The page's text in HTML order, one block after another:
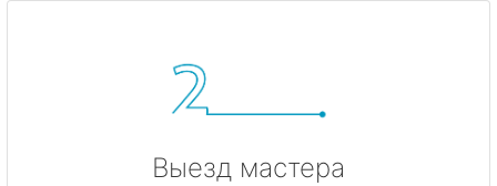
Выезд мастера